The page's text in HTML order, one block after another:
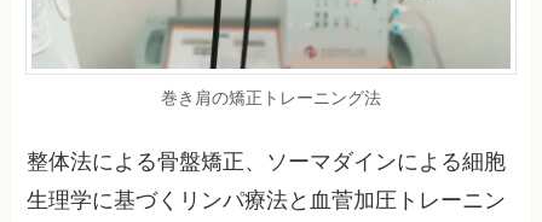
巻き肩の矯正トレーニング法
整体法による骨盤矯正、ソーマダインによる細胞
生理学に基づくリンパ療法と血菅加圧トレーニン